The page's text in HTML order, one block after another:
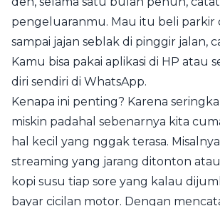
pengeluaranmu. Mau itu beli parkir
sampai jajan seblak di pinggir jalan,
Kamu bisa pakai aplikasi di HP atau
diri sendiri di WhatsApp.
Kenapa ini penting? Karena
miskin padahal sebenarnya kita
hal kecil yang nggak terasa.
streaming yang jarang ditonton
kopi susu tiap sore yang kalau
bayar cicilan motor. Dengan